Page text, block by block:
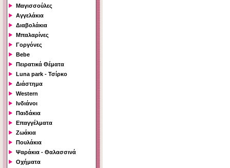
Μαγισσούλες
Αγγελάκια
Διαβολάκια
Μπαλαρίνες
Γοργόνες
Bebe
Πειρατικά Θέματα
Luna park - Τσίρκο
Διάστημα
Western
Ινδιάνοι
Παιδάκια
Επαγγέλματα
Ζωάκια
Πουλάκια
Ψαράκια - Θαλασσινά
Οχήματα